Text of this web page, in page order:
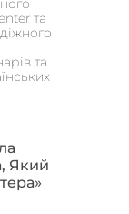
та
та
Який